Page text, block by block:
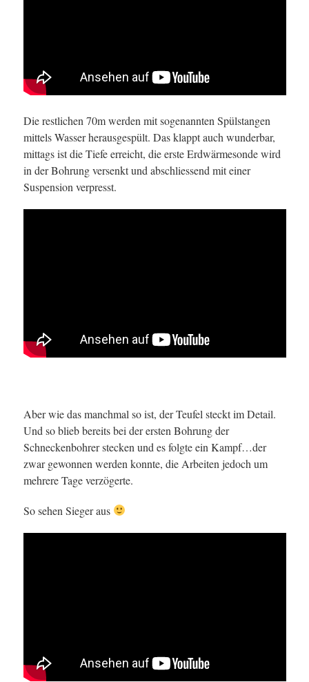
Die restlichen 70m werden mit sogenannten Spülstangen
mittels Wasser herausgespült. Das klappt auch wunderbar,
mittags ist die Tiefe erreicht, die erste Erdwärmesonde wird
in der Bohrung versenkt und abschliessend mit einer
Suspension verpresst.
Aber wie das manchmal so ist, der Teufel steckt im Detail.
Und so blieb bereits bei der ersten Bohrung der
Schneckenbohrer stecken und es folgte ein Kampf…der
zwar gewonnen werden konnte, die Arbeiten jedoch um
mehrere Tage verzögerte.
So sehen Sieger aus